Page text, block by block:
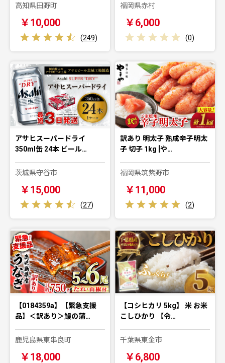
高知県田野町
￥10,000
(249)
福岡県赤村
￥6,000
(0)
アサヒスーパードライ
350ml缶 24本 ビール…
茨城県守谷市
￥15,000
(27)
訳あり 明太子 熟成辛子明太
子 切子 1kg [や…
福岡県筑紫野市
￥11,000
(2)
【0184359a】【緊急支援
品】＜訳あり＞鰻の蒲…
鹿児島県東串良町
￥18,000
【コシヒカリ 5kg】 米 お米
こしひかり 【令…
千葉県東金市
￥6,800